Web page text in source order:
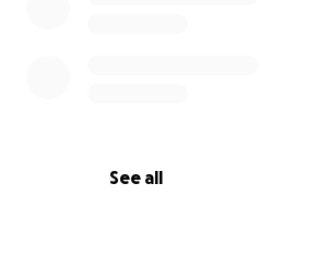
See all